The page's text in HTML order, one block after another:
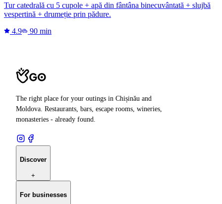
Tur catedrală cu 5 cupole + apă din fântâna binecuvântată + slujbă
vespertină + drumeție prin pădure.
4.9
90 min
The right place for your outings in Chișinău and
Moldova. Restaurants, bars, escape rooms, wineries,
monasteries - already found.
Discover
+
For businesses